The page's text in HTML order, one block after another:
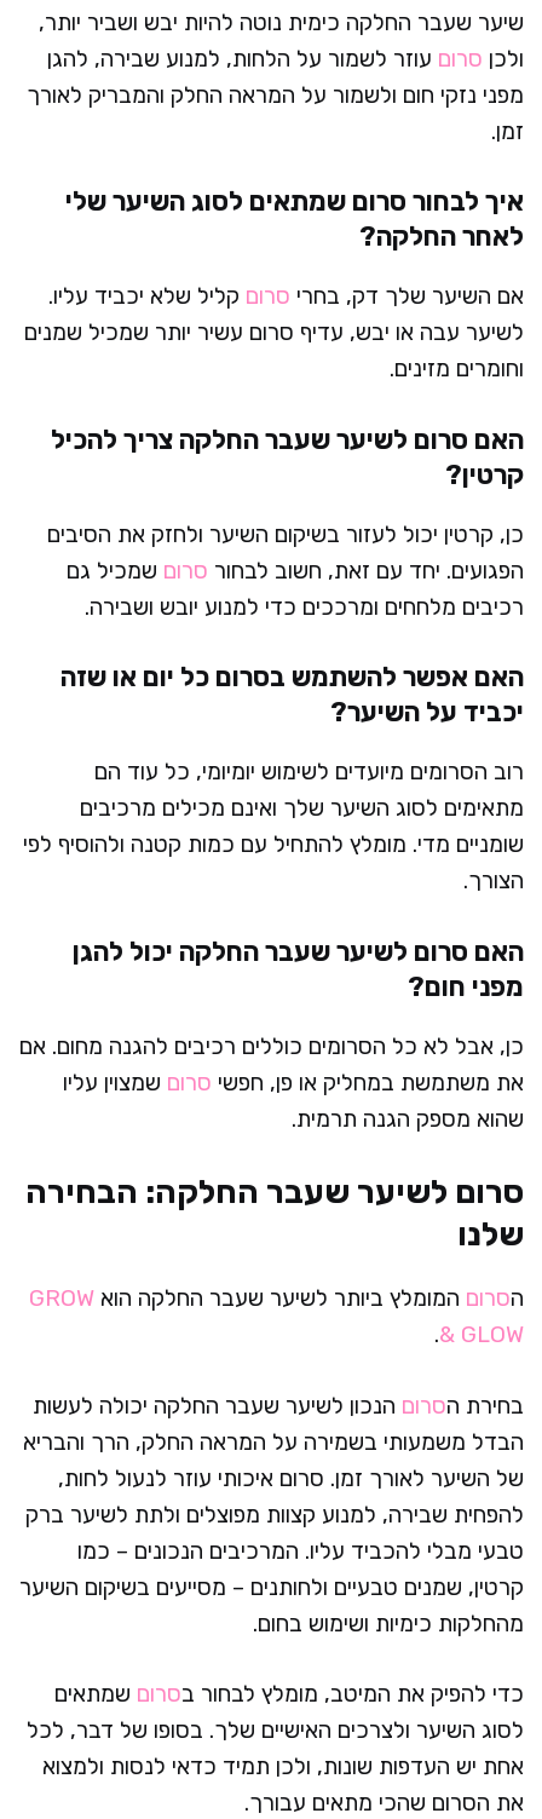
שיער שעבר החלקה כימית נוטה להיות יבש ושביר יותר,
ולכן סרום עוזר לשמור על הלחות, למנוע שבירה, להגן
מפני נזקי חום ולשמור על המראה החלק והמבריק לאורך
זמן.
איך לבחור סרום שמתאים לסוג השיער שלי
לאחר החלקה?
אם השיער שלך דק, בחרי סרום קליל שלא יכביד עליו.
לשיער עבה או יבש, עדיף סרום עשיר יותר שמכיל שמנים
וחומרים מזינים.
האם סרום לשיער שעבר החלקה צריך להכיל
קרטין?
כן, קרטין יכול לעזור בשיקום השיער ולחזק את הסיבים
הפגועים. יחד עם זאת, חשוב לבחור סרום שמכיל גם
רכיבים מלחחים ומרככים כדי למנוע יובש ושבירה.
האם אפשר להשתמש בסרום כל יום או שזה
יכביד על השיער?
רוב הסרומים מיועדים לשימוש יומיומי, כל עוד הם
מתאימים לסוג השיער שלך ואינם מכילים מרכיבים
שומניים מדי. מומלץ להתחיל עם כמות קטנה ולהוסיף לפי
הצורך.
האם סרום לשיער שעבר החלקה יכול להגן
מפני חום?
כן, אבל לא כל הסרומים כוללים רכיבים להגנה מחום. אם
את משתמשת במחליק או פן, חפשי סרום שמצוין עליו
שהוא מספק הגנה תרמית.
סרום לשיער שעבר החלקה: הבחירה
שלנו
הסרום המומלץ ביותר לשיער שעבר החלקה הוא GROW
& GLOW
.
בחירת הסרום הנכון לשיער שעבר החלקה יכולה לעשות
הבדל משמעותי בשמירה על המראה החלק, הרך והבריא
של השיער לאורך זמן. סרום איכותי עוזר לנעול לחות,
להפחית שבירה, למנוע קצוות מפוצלים ולתת לשיער ברק
טבעי מבלי להכביד עליו. המרכיבים הנכונים – כמו
קרטין, שמנים טבעיים ולחותנים – מסייעים בשיקום השיער
מהחלקות כימיות ושימוש בחום.
כדי להפיק את המיטב, מומלץ לבחור בסרום שמתאים
לסוג השיער ולצרכים האישיים שלך. בסופו של דבר, לכל
אחת יש העדפות שונות, ולכן תמיד כדאי לנסות ולמצוא
את הסרום שהכי מתאים עבורך.